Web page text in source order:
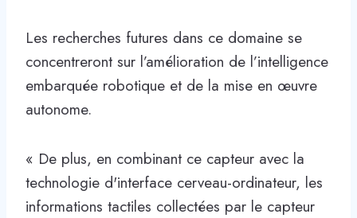
Les recherches futures dans ce domaine se
concentreront sur l’amélioration de l’intelligence
embarquée robotique et de la mise en œuvre
autonome.
« De plus, en combinant ce capteur avec la
technologie d'interface cerveau-ordinateur, les
informations tactiles collectées par le capteur